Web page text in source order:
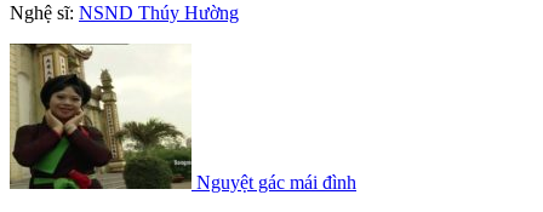
Nghệ sĩ: NSND Thúy Hường
Nguyệt gác mái đình